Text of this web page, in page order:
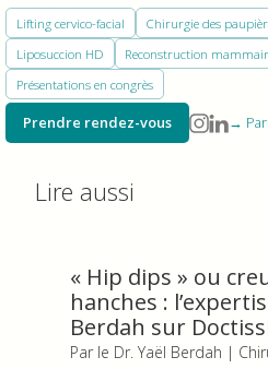
Lifting cervico-facial Chirurgie des
Liposuccion HD
Reconstruction
Présentations en congrès
Prendre rendez-vous →
Lire aussi
« Hip dips » ou
hanches :
Berdah sur
Par le Dr. Yaël Berdah |